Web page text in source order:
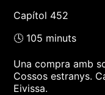
Capítol 452
🕓 105 minuts
Una compra amb
Cossos estranys.
Eivissa.